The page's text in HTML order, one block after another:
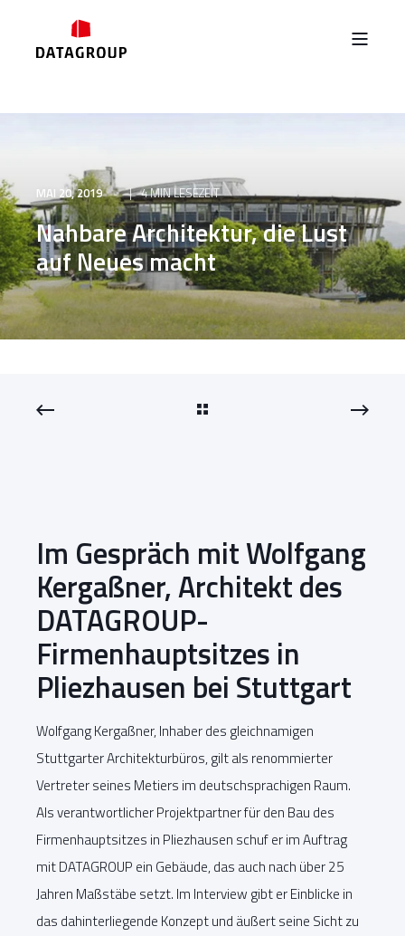
MAI 20, 2019 4 MIN LESEZEIT
Nahbare Architektur, die Lust
auf Neues macht
Im Gespräch mit Wolfgang
Kergaßner, Architekt des
DATAGROUP-
Firmenhauptsitzes in
Pliezhausen bei Stuttgart
Wolfgang Kergaßner, Inhaber des gleichnamigen
Stuttgarter Architekturbüros, gilt als renommierter
Vertreter seines Metiers im deutschsprachigen Raum.
Als verantwortlicher Projektpartner für den Bau des
Firmenhauptsitzes in Pliezhausen schuf er im Auftrag
mit DATAGROUP ein Gebäude, das auch nach über 25
Jahren Maßstäbe setzt. Im Interview gibt er Einblicke in
das dahinterliegende Konzept und äußert seine Sicht zu